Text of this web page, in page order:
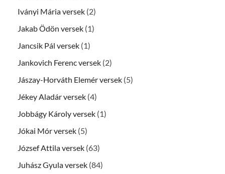
Iványi Mária versek (2)
Jakab Ödön versek (1)
Jancsik Pál versek (1)
Jankovich Ferenc versek (2)
Jászay-Horváth Elemér versek (5)
Jékey Aladár versek (4)
Jobbágy Károly versek (1)
Jókai Mór versek (5)
József Attila versek (63)
Juhász Gyula versek (84)